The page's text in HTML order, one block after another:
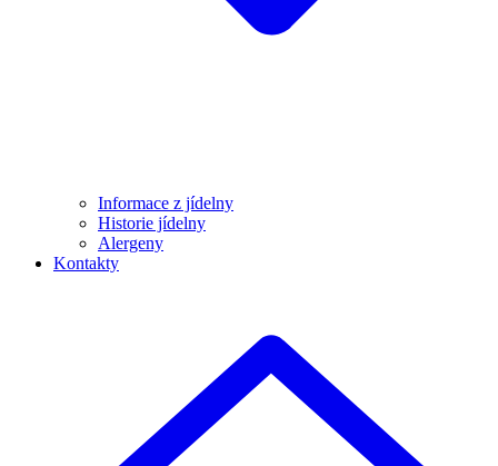
Informace z jídelny
Historie jídelny
Alergeny
Kontakty